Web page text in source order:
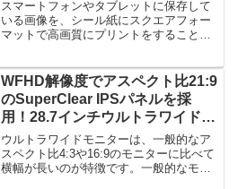
スマートフォンやタブレットに保存して
いる画像を、シール紙にスクエアフォー
マットで高画質にプリントをすることが
WFHD解像度でアスペクト比21:9
のSuperClear IPSパネルを採
用！28.7インチウルトラワイドモ
ニター「VA2932-MHD」登場！
ウルトラワイドモニターは、一般的なア
スペクト比4:3や16:9のモニターに比べて
横幅が長いのが特徴です。一般的なモニ